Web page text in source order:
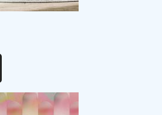
variations.
Les